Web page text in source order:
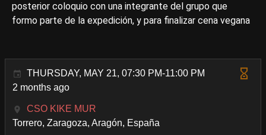
posterior coloquio con una integrante del grupo que
formo parte de la expedición, y para finalizar cena vegana
THURSDAY, MAY 21, 07:30 PM-11:00 PM
2 months ago
CSO KIKE MUR
Torrero, Zaragoza, Aragón, España